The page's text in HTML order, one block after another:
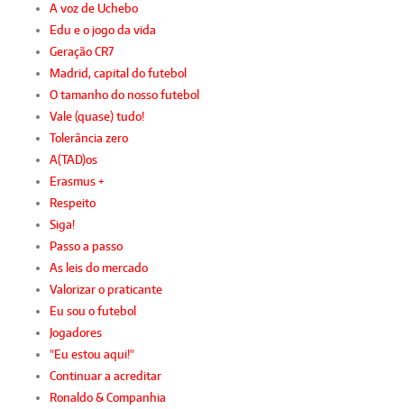
A voz de Uchebo
Edu e o jogo da vida
Geração CR7
Madrid, capital do futebol
O tamanho do nosso futebol
Vale (quase) tudo!
Tolerância zero
A(TAD)os
Erasmus +
Respeito
Siga!
Passo a passo
As leis do mercado
Valorizar o praticante
Eu sou o futebol
Jogadores
"Eu estou aqui!"
Continuar a acreditar
Ronaldo & Companhia